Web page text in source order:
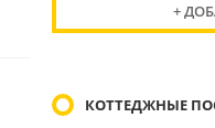
+
КОТТЕДЖНЫЕ